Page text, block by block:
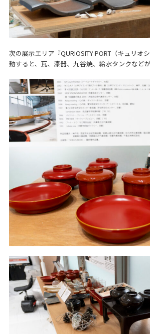
次の展示エリア『QURIOSITY PORT（キュリオ
動すると、瓦、漆器、九谷焼、給水タンクなど